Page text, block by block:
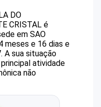
DO
CRISTAL é
em SAO
meses e 16 dias e
A sua situação
atividade
não